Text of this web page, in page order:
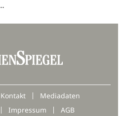
Kontakt
Mediadaten
Impressum AGB